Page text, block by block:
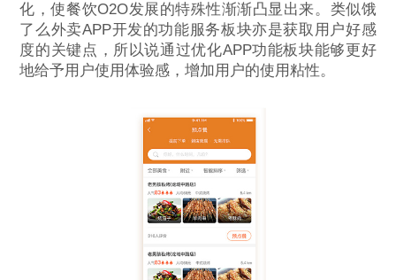
化，使餐饮O2O发展的特殊性渐渐凸显出来。类似饿
了么外卖APP开发的功能服务板块亦是获取用户好感
度的关键点，所以说通过优化APP功能板块能够更好
地给予用户使用体验感，增加用户的使用粘性。